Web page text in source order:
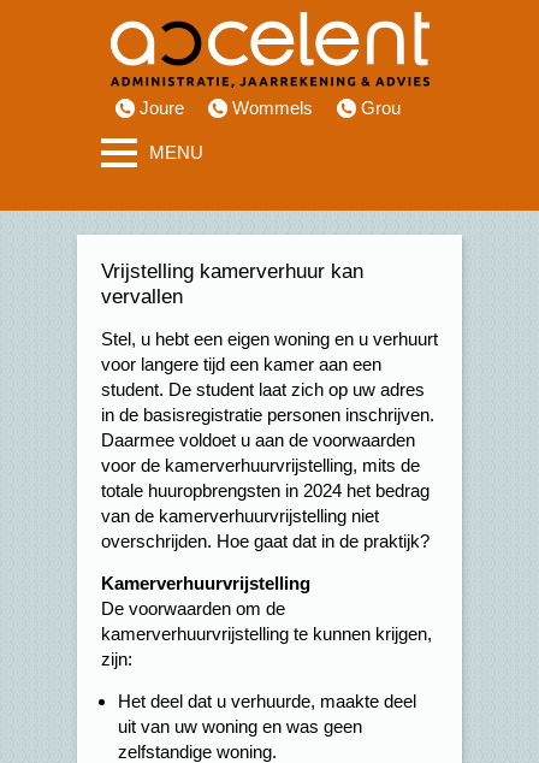
Joure Wommels Grou
MENU
Vrijstelling kamerverhuur kan
vervallen
Stel, u hebt een eigen woning en u verhuurt
voor langere tijd een kamer aan een
student. De student laat zich op uw adres
in de basisregistratie personen inschrijven.
Daarmee voldoet u aan de voorwaarden
voor de kamerverhuurvrijstelling, mits de
totale huuropbrengsten in 2024 het bedrag
van de kamerverhuurvrijstelling niet
overschrijden. Hoe gaat dat in de praktijk?
Kamerverhuurvrijstelling
De voorwaarden om de
kamerverhuurvrijstelling te kunnen krijgen,
zijn:
Het deel dat u verhuurde, maakte deel
uit van uw woning en was geen
zelfstandige woning.